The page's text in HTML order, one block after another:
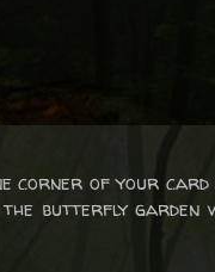
corner of your card
the butterfly garden